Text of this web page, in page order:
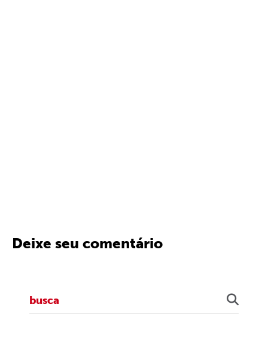
Deixe seu comentário